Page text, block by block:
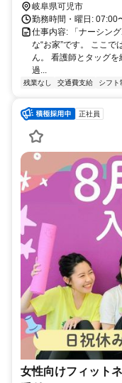
岐阜県可児市
勤務時間・曜日: 07:00
仕事内容: 「ナーシン
な“お家”です。 ここ
ん。 看護師とタッグ
過...
残業なし 交通費支給 シフト
正社員
女性向けフィット